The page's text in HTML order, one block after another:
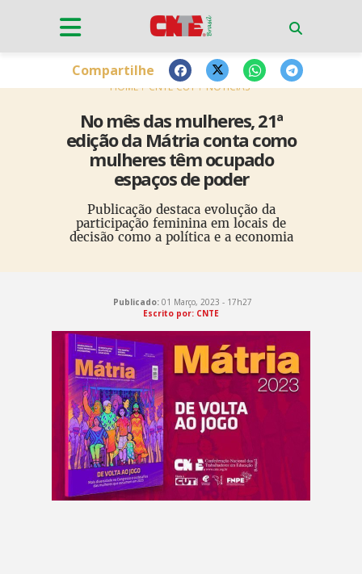
HOME CNTE-CUT NOTÍCIAS
No mês das mulheres, 21ª
edição da Mátria conta como
mulheres têm ocupado
espaços de poder
Publicação destaca evolução da
participação feminina em locais de
decisão como a política e a economia
Compartilhe
Publicado:01 Março, 2023 - 17h27
Escrito por: CNTE